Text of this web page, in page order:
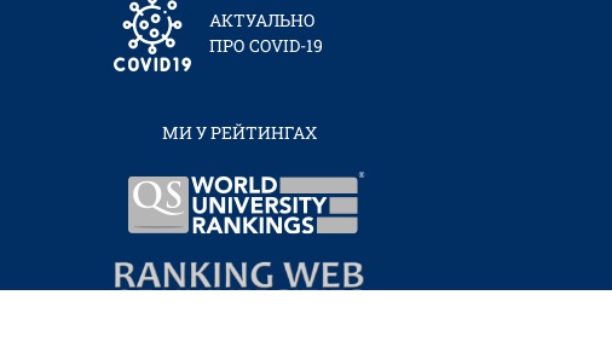
АКТУАЛЬНО
ПРО COVID-19
МИ У РЕЙТИНГАХ